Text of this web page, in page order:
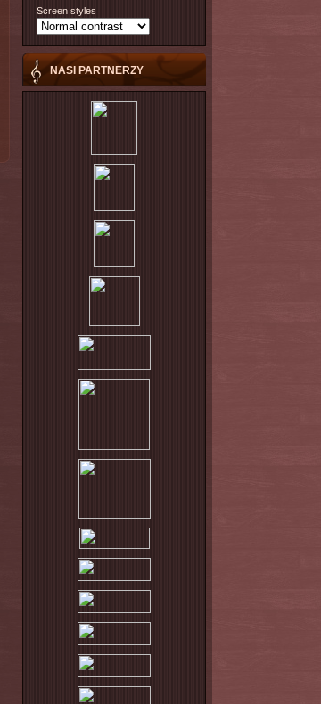
Screen styles
NASI PARTNERZY